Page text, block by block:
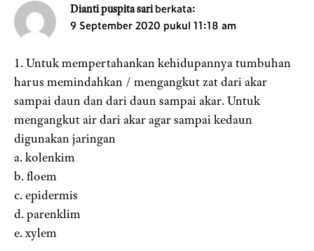
Dianti puspita sari berkata:
9 September 2020 pukul 11:18 am
1. Untuk mempertahankan kehidupannya tumbuhan
harus memindahkan / mengangkut zat dari akar
sampai daun dan dari daun sampai akar. Untuk
mengangkut air dari akar agar sampai kedaun
digunakan jaringan
a. kolenkim
b. floem
c. epidermis
d. parenklim
e. xylem